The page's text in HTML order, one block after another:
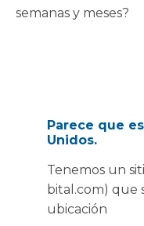
semanas y meses?
que
Parece que
Unidos.
Tenemos un
bital.com) que
ubicación